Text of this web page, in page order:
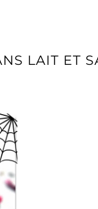
LAIT ET